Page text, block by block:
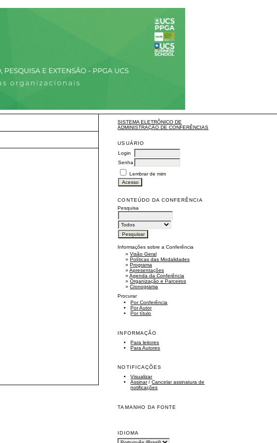
SISTEMA ELETRÔNICO DE
ADMINISTRAÇÃO DE CONFERÊNCIAS
USUÁRIO
Login
Senha
Lembrar de mim
CONTEÚDO DA CONFERÊNCIA
Pesquisa
Informações sobre a Conferência
»Visão Geral
»Políticas das Modalidades
»Programa
»Apresentações
»Agenda da Conferência
»Organização e Parceiros
»Cronograma
Procurar
Por Conferência
Por Autor
Por título
INFORMAÇÃO
Para leitores
Para Autores
NOTIFICAÇÕES
Visualizar
Assinar/Cancelar assinatura de
notificações
TAMANHO DA FONTE
IDIOMA